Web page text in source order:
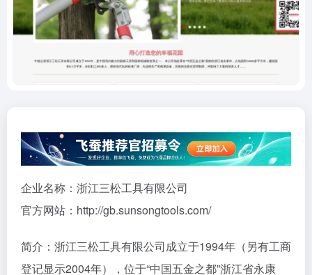
企业名称：浙江三松工具有限公司
官方网站：http://gb.sunsongtools.com/
简介：浙江三松工具有限公司成立于1994年（另有工商
登记显示2004年），位于“中国五金之都”浙江省永康